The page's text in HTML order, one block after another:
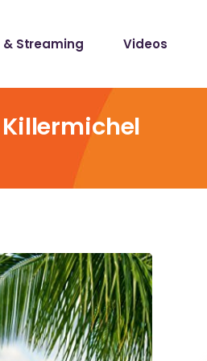
& Streaming Videos